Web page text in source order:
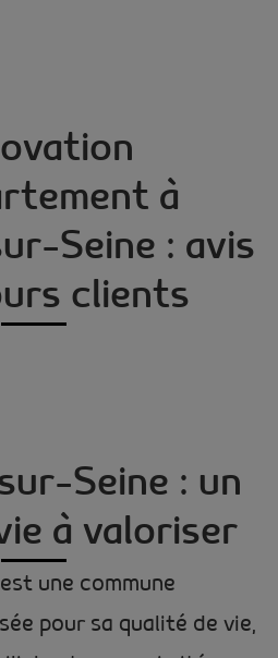
à
Seine : avis
clients
Seine : un
à valoriser
est une commune
pour sa qualité de vie,